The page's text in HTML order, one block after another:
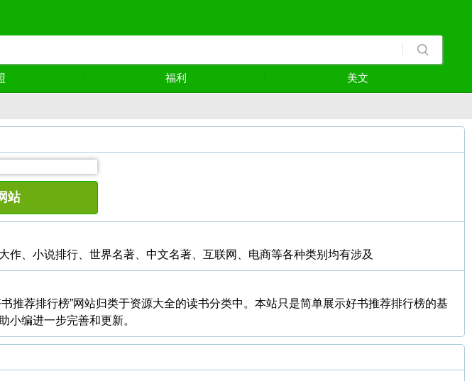
福利 美文
站
、小说排行、世界名著、中文名著、互联网、电商等各种类别均有涉及
推荐排行榜”网站归类于资源大全的读书分类中。本站只是简单展示好书推荐排行榜的基
小编进一步完善和更新。